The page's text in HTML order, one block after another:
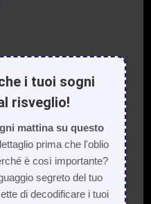
i tuoi sogni
risveglio!
mattina su questo
prima che l'oblio
è così importante?
segreto del tuo
di decodificare i tuoi